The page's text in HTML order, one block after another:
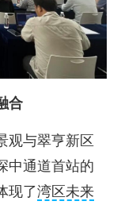
合
观与翠亨新区
中通道首站的
现了湾区未来